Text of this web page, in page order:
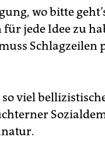
wo bitte
jede Idee zu
Schlagzeilen
so viel